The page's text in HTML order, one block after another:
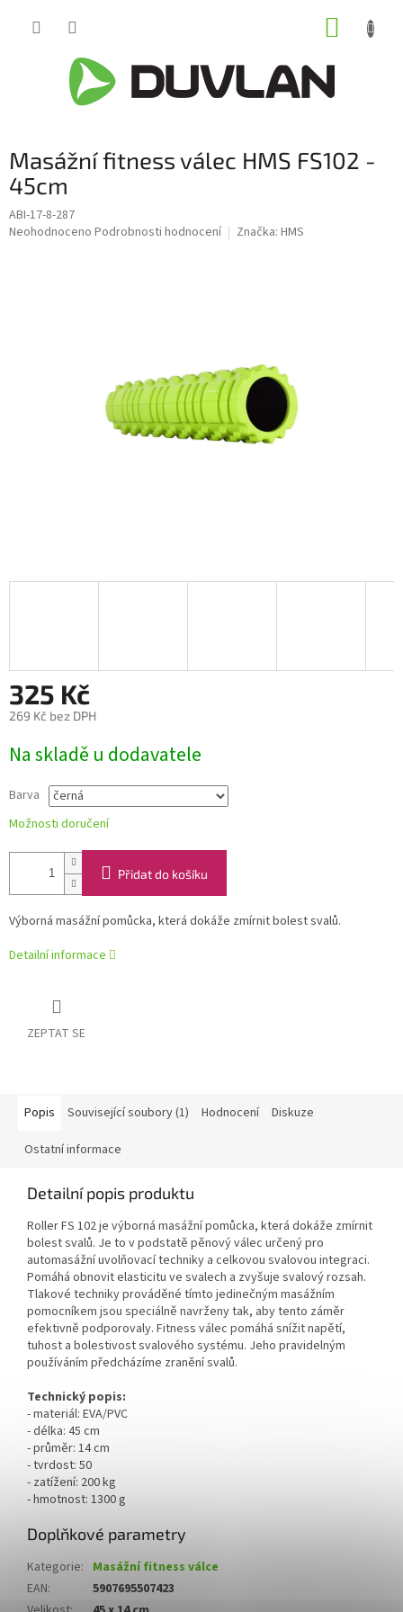
Masážní fitness válec HMS FS102 -
45cm
ABI-17-8-287
Průměrné
Neohodnoceno Podrobnosti hodnocení Značka: HMS
325 Kč
269 Kč bez DPH
cena:
Na skladě u dodavatele
Barva
Možnosti doručení
Přidat do košíku
Výborná masážní pomůcka, která dokáže zmírnit bolest svalů.
Detailní informace
ZEPTAT SE
Popis Související soubory (1) Hodnocení Diskuze
Ostatní informace
Detailní popis produktu
Roller FS 102 je výborná masážní pomůcka, která dokáže zmírnit
bolest svalů. Je to v podstatě pěnový válec určený pro
automasážní uvolňovací techniky a celkovou svalovou integraci.
Pomáhá obnovit elasticitu ve svalech a zvyšuje svalový rozsah.
Tlakové techniky prováděné tímto jedinečným masážním
pomocníkem jsou speciálně navrženy tak, aby tento záměr
efektivně podporovaly. Fitness válec pomáhá snížit napětí,
tuhost a bolestivost svalového systému. Jeho pravidelným
používáním předcházíme zranění svalů.
Technický popis:
- materiál: EVA/PVC
- délka: 45 cm
- průměr: 14 cm
- tvrdost: 50
- zatížení: 200 kg
- hmotnost: 1300 g
Doplňkové parametry
Kategorie: Masážní fitness válce
EAN:
5907695507423